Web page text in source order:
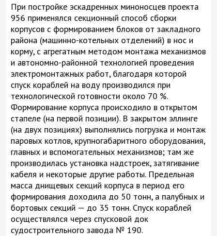
При постройке эскадренных миноносцев проекта
956 применялся секционный способ сборки
корпусов с формированием блоков от закладного
района (машинно-котельных отделений) в нос и
корму, с агрегатным методом монтажа механизмов
и автономно-районной технологией проведения
электромонтажных работ, благодаря которой
спуск кораблей на воду производился при
технологической готовности около 70 %.
Формирование корпуса происходило в открытом
стапеле (на первой позиции). В закрытом эллинге
(на двух позициях) выполнялись погрузка и монтаж
паровых котлов, крупногабаритного оборудования,
главных и вспомогательных механизмов; там же
производилась установка надстроек, затягивание
кабеля и некоторые другие работы. Предельная
масса днищевых секций корпуса в период его
формирования доходила до 50 тонн, а палубных и
бортовых секций — до 35 тонн. Спуск кораблей
осуществлялся через спусковой док
судостроительного завода № 190.